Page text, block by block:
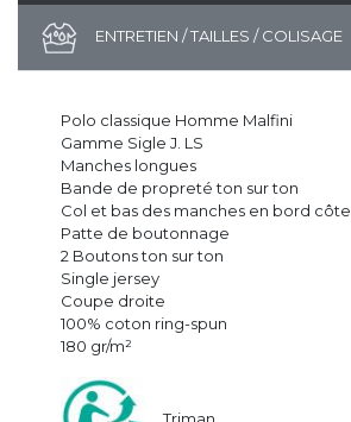
ENTRETIEN / TAILLES / COLISAGE
Polo classique Homme Malfini
Gamme Sigle J. LS
Manches longues
Bande de propreté ton sur ton
Col et bas des manches en bord côte
Patte de boutonnage
2 Boutons ton sur ton
Single jersey
Coupe droite
100% coton ring-spun
180 gr/m²
Triman